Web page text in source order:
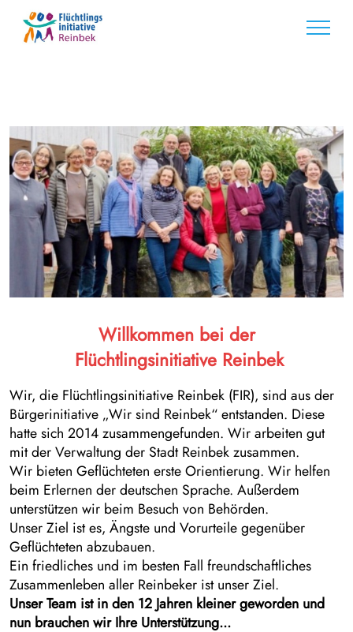
Willkommen bei der
Flüchtlingsinitiative Reinbek
Wir, die Flüchtlingsinitiative Reinbek (FIR), sind aus der
Bürgerinitiative „Wir sind Reinbek“ entstanden. Diese
hatte sich 2014 zusammengefunden. Wir arbeiten gut
mit der Verwaltung der Stadt Reinbek zusammen.
Wir bieten Geflüchteten erste Orientierung. Wir helfen
beim Erlernen der deutschen Sprache. Außerdem
unterstützen wir beim Besuch von Behörden.
Unser Ziel ist es, Ängste und Vorurteile gegenüber
Geflüchteten abzubauen.
Ein friedliches und im besten Fall freundschaftliches
Zusammenleben aller Reinbeker ist unser Ziel.
Unser Team ist in den 12 Jahren kleiner geworden und
nun brauchen wir Ihre Unterstützung...